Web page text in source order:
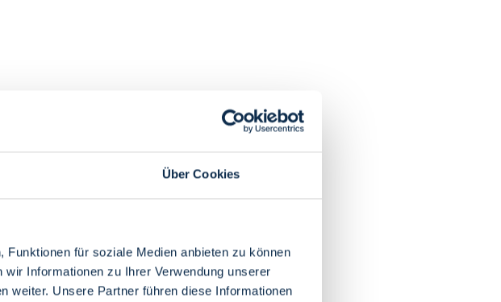
Über Cookies
für soziale Medien anbieten zu können
Informationen zu Ihrer Verwendung unserer
weiter. Unsere Partner führen diese Informationen